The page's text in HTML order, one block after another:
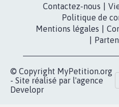
Contactez-nous
Politique de
Mentions légales
© Copyright MyPetition.org
- Site réalisé par l'agence
Developr